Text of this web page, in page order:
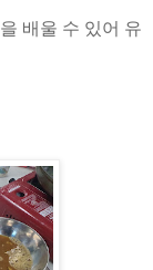
배울 수 있어 유